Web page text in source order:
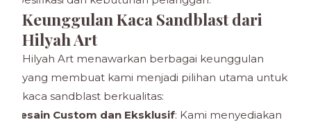
Keunggulan Kaca Sandblast dari
Hilyah Art
Hilyah Art menawarkan berbagai keunggulan
yang membuat kami menjadi pilihan utama untuk
kaca sandblast berkualitas:
Desain Custom dan Eksklusif: Kami menyediakan